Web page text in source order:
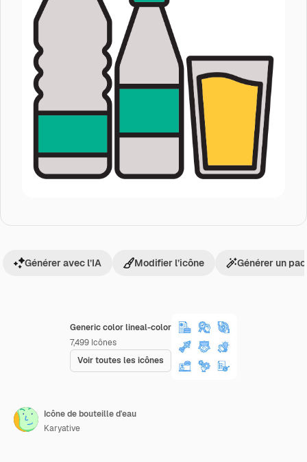
Generic color lineal-color
7,499 Icônes
Voir toutes les icônes
Générer avec l’IA Modifier l’icône Générer un
Icône de bouteille d'eau
Karyative